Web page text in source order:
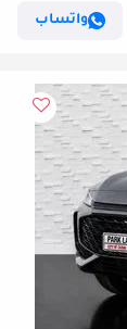
واتساب